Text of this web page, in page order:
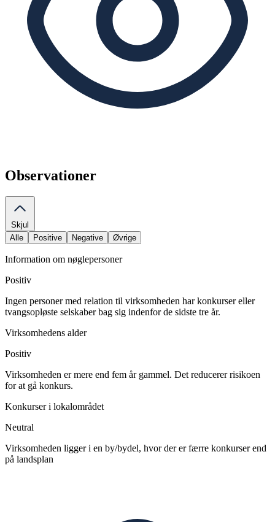
Observationer
Skjul
Alle
Positive Negative Øvrige
Information om nøglepersoner
Positiv
Ingen personer med relation til virksomheden har konkurser eller
tvangsopløste selskaber bag sig indenfor de sidste tre år.
Virksomhedens alder
Positiv
Virksomheden er mere end fem år gammel. Det reducerer risikoen
for at gå konkurs.
Konkurser i lokalområdet
Neutral
Virksomheden ligger i en by/bydel, hvor der er færre konkurser end
på landsplan